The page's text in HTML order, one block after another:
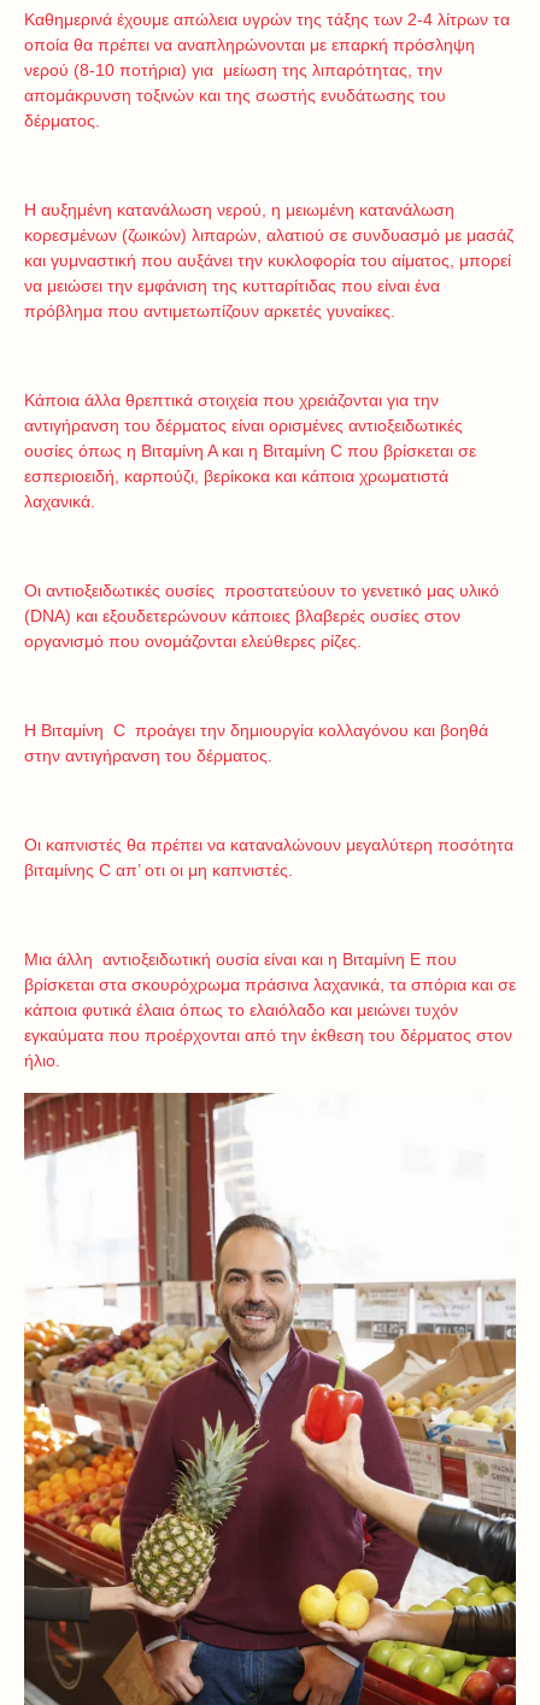
Καθημερινά έχουμε απώλεια υγρών της τάξης των 2-4 λίτρων τα
οποία θα πρέπει να αναπληρώνονται με επαρκή πρόσληψη
νερού (8-10 ποτήρια) για μείωση της λιπαρότητας, την
απομάκρυνση τοξινών και της σωστής ενυδάτωσης του
δέρματος.
Η αυξημένη κατανάλωση νερού, η μειωμένη κατανάλωση
κορεσμένων (ζωικών) λιπαρών, αλατιού σε συνδυασμό με μασάζ
και γυμναστική που αυξάνει την κυκλοφορία του αίματος, μπορεί
να μειώσει την εμφάνιση της κυτταρίτιδας που είναι ένα
πρόβλημα που αντιμετωπίζουν αρκετές γυναίκες.
Κάποια άλλα θρεπτικά στοιχεία που χρειάζονται για την
αντιγήρανση του δέρματος είναι ορισμένες αντιοξειδωτικές
ουσίες όπως η Βιταμίνη Α και η Βιταμίνη C που βρίσκεται σε
εσπεριοειδή, καρπούζι, βερίκοκα και κάποια χρωματιστά
λαχανικά.
Οι αντιοξειδωτικές ουσίες προστατεύουν το γενετικό μας υλικό
(DNA) και εξουδετερώνουν κάποιες βλαβερές ουσίες στον
οργανισμό που ονομάζονται ελεύθερες ρίζες.
Η Βιταμίνη C προάγει την δημιουργία κολλαγόνου και βοηθά
στην αντιγήρανση του δέρματος.
Οι καπνιστές θα πρέπει να καταναλώνουν μεγαλύτερη ποσότητα
βιταμίνης C απ’ οτι οι μη καπνιστές.
Μια άλλη αντιοξειδωτική ουσία είναι και η Βιταμίνη Ε που
βρίσκεται στα σκουρόχρωμα πράσινα λαχανικά, τα σπόρια και σε
κάποια φυτικά έλαια όπως το ελαιόλαδο και μειώνει τυχόν
εγκαύματα που προέρχονται από την έκθεση του δέρματος στον
ήλιο.